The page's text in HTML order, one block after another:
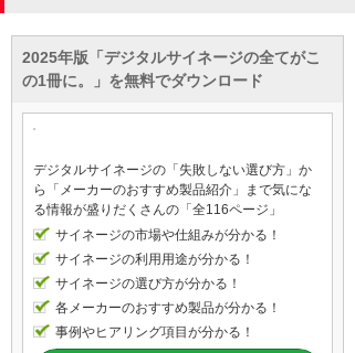
今、リノベーションしたばっかりなので、
殺風景だなと思って、ポスターとかを印刷
して貼ろうかなと思ってたんですけど、い
ろんな情報を貼りたいなと思ってしまって
かなと思います。色々と模索中です。
でしたら、ディスプレイを1台置いて、デジ
タルサイネージとして使っていただくのは
いかがでしょうか。というのも、1台あれば
そこにコンテンツの更新はすぐできます
し、いろんな情報を置いておけるので、私
みたいに待っている方、来客者様向けに商
2025年版「デジタルサイネージの全てがこ
の1冊に。」を無料でダウンロード
デジタルサイネージの「失敗しない選び方」か
ら「メーカーのおすすめ製品紹介」まで気にな
る情報が盛りだくさんの「全116ページ」
サイネージの市場や仕組みが分かる！
サイネージの利用用途が分かる！
サイネージの選び方が分かる！
各メーカーのおすすめ製品が分かる！
事例やヒアリング項目が分かる！